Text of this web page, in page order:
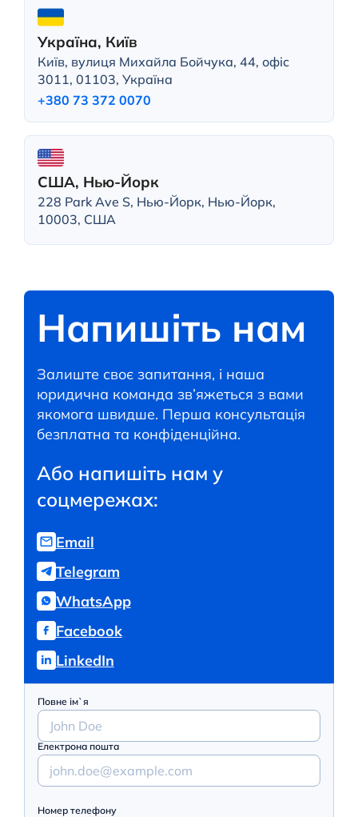
Україна, Київ
Київ, вулиця Михайла Бойчука, 44, офіс
3011, 01103, Україна
+380 73 372 0070
США, Нью-Йорк
228 Park Ave S, Нью-Йорк, Нью-Йорк,
10003, США
Напишіть нам
Залиште своє запитання, і наша
юридична команда зв’яжеться з вами
якомога швидше. Перша консультація
безплатна та конфіденційна.
Або напишіть нам у
соцмережах:
Email
Telegram
WhatsApp
Facebook
LinkedIn
Повне ім`я
Електрона пошта
Номер телефону